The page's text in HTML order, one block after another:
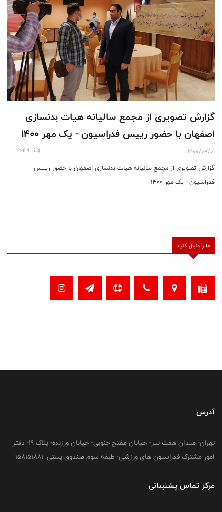
گزارش تصویری از مجمع سالیانه هیات بدنسازی
اصفهان با حضور رییس فدراسیون - یک مهر ١۴٠٠
1400/07/01
4639
گزارش تصویری از مجمع سالیانه هیات بدنسازی اصفهان با حضور رییس
فدراسیون - یک مهر ١۴٠٠
ما را دنبال کنید
آدرس
تهران- میدان هفت تیر- خیابان مفتح جنوبی- خیابان ورزنده- پلاک 19- دفتر
امور مشترک فدراسیون های ورزشی- طبقه سوم صندوق پستی: 158151881
مرکز تماس پشتیبانی